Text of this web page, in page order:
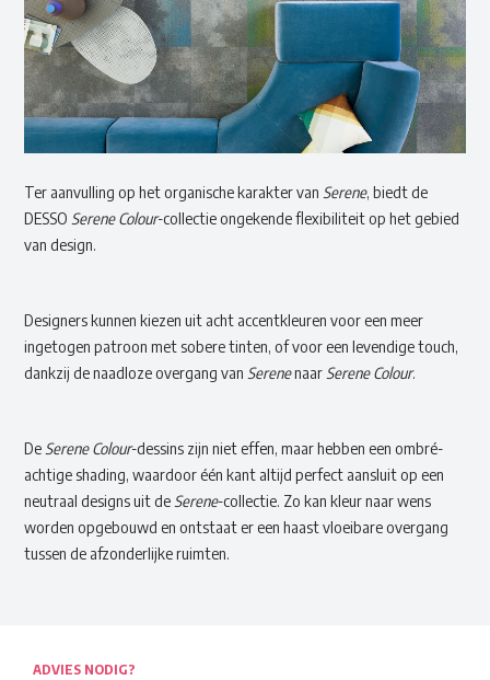
Ter aanvulling op het organische karakter van Serene, biedt de
DESSO Serene Colour-collectie ongekende flexibiliteit op het gebied
van design.
Designers kunnen kiezen uit acht accentkleuren voor een meer
ingetogen patroon met sobere tinten, of voor een levendige touch,
dankzij de naadloze overgang van Serenenaar Serene Colour.
De Serene Colour-dessins zijn niet effen, maar hebben een ombré-
achtige shading, waardoor één kant altijd perfect aansluit op een
neutraal designs uit de Serene-collectie. Zo kan kleur naar wens
worden opgebouwd en ontstaat er een haast vloeibare overgang
tussen de afzonderlijke ruimten.
ADVIES NODIG?